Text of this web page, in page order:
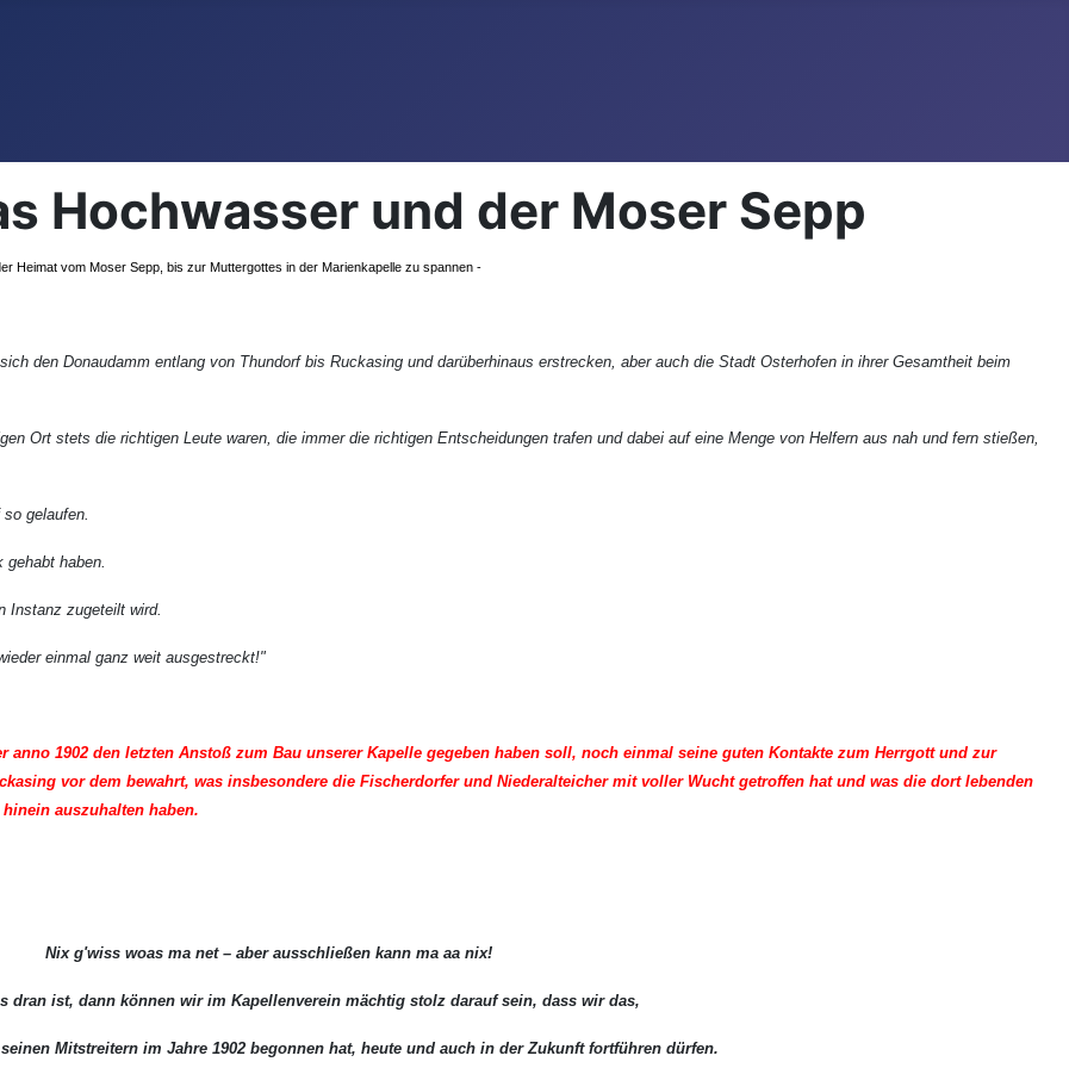
Hochwasser und der Moser Sepp
Heimat vom Moser Sepp, bis zur Muttergottes in der Marienkapelle zu spannen -
den Donaudamm entlang von Thundorf bis Ruckasing und darüberhinaus erstrecken, aber auch die Stadt Osterhofen in ihrer Gesamtheit beim
Ort stets die richtigen Leute waren, die immer die richtigen Entscheidungen trafen und dabei auf eine Menge von Helfern aus nah und fern stießen,
gelaufen.
haben.
Instanz zugeteilt wird.
einmal ganz weit ausgestreckt!"
1902 den letzten Anstoß zum Bau unserer Kapelle gegeben haben soll, noch einmal seine guten Kontakte zum Herrgott und zur
vor dem bewahrt, was insbesondere die Fischerdorfer und Niederalteicher mit voller Wucht getroffen hat und was die dort lebenden
auszuhalten haben.
Nix g'wiss woas ma net – aber ausschließen kann ma aa nix!
dran ist, dann können wir im Kapellenverein mächtig stolz darauf sein, dass wir das,
Mitstreitern im Jahre 1902 begonnen hat, heute und auch in der Zukunft fortführen dürfen.